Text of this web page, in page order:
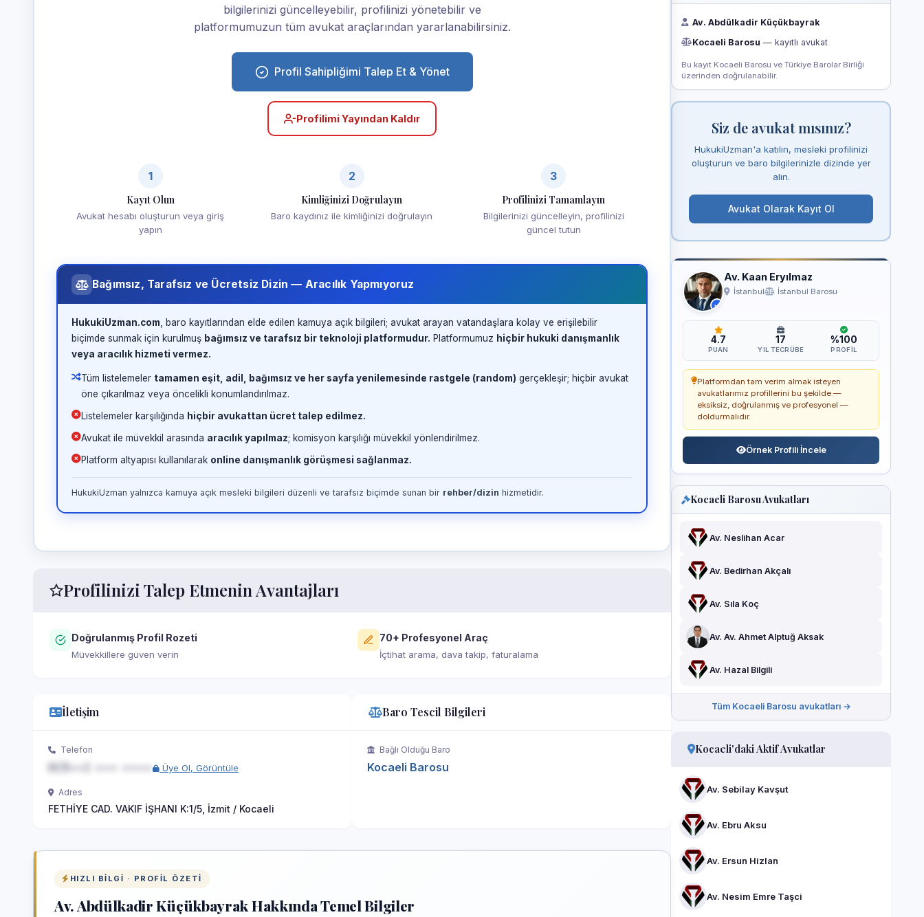
bilgilerinizi güncelleyebilir, profilinizi yönetebilir ve
platformumuzun tüm avukat araçlarından yararlanabilirsiniz.
Profil Sahipliğimi Talep Et & Yönet
Profilimi Yayından Kaldır
1
Kayıt Olun
Avukat hesabı oluşturun veya giriş
yapın
2
Kimliğinizi Doğrulayın
Baro kaydınız ile kimliğinizi doğrulayın
3
Profilinizi Tamamlayın
Bilgilerinizi güncelleyin, profilinizi
güncel tutun
Bağımsız, Tarafsız ve Ücretsiz Dizin — Aracılık Yapmıyoruz
HukukiUzman.com , baro kayıtlarından elde edilen kamuya açık bilgileri; avukat arayan vatandaşlara kolay ve erişilebilir
biçimde sunmak için kurulmuş bağımsız ve tarafsız bir teknoloji platformudur. Platformumuz hiçbir hukuki danışmanlık
veya aracılık hizmeti vermez.
Tüm listelemeler tamamen eşit, adil, bağımsız ve her sayfa yenilemesinde rastgele (random) gerçekleşir; hiçbir avukat
öne çıkarılmaz veya öncelikli konumlandırılmaz.
Listelemeler karşılığında hiçbir avukattan ücret talep edilmez.
Avukat ile müvekkil arasında aracılık yapılmaz; komisyon karşılığı müvekkil yönlendirilmez.
Platform altyapısı kullanılarak online danışmanlık görüşmesi sağlanmaz.
HukukiUzman yalnızca kamuya açık mesleki bilgileri düzenli ve tarafsız biçimde sunan bir rehber/dizin hizmetidir.
Profilinizi Talep Etmenin Avantajları
Doğrulanmış Profil Rozeti
Müvekkillere güven verin
70+ Profesyonel Araç
İçtihat arama, dava takip, faturalama
İletişim
Telefon
Üye Ol, Görüntüle
Adres
FETHİYE CAD. VAKIF İŞHANI K:1/5, İzmit / Kocaeli
Baro Tescil Bilgileri
Bağlı Olduğu Baro
Kocaeli Barosu
HIZLI BILGI · PROFIL ÖZETI
Av. Abdülkadir Küçükbayrak Hakkında Temel Bilgiler
Av. Abdülkadir Küçükbayrak
Kocaeli Barosu — kayıtlı avukat
Bu kayıt Kocaeli Barosu ve Türkiye Barolar Birliği
üzerinden doğrulanabilir.
Siz de avukat mısınız?
HukukiUzman'a katılın, mesleki profilinizi
oluşturun ve baro bilgilerinizle dizinde yer
alın.
Avukat Olarak Kayıt Ol
Av. Kaan Eryılmaz
İstanbul İstanbul Barosu
4.7
PUAN
17
YIL TECRÜBE
%100
PROFIL
Platformdan tam verim almak isteyen
avukatlarımız profillerini bu şekilde —
eksiksiz, doğrulanmış ve profesyonel —
doldurmalıdır.
Örnek Profili İncele
Kocaeli Barosu Avukatları
Av. Neslihan Acar
Av. Bedirhan Akçalı
Av. Sıla Koç
Av. Av. Ahmet Alptuğ Aksak
Av. Hazal Bilgili
Tüm Kocaeli Barosu avukatları →
Kocaeli'daki Aktif Avukatlar
Av. Sebilay Kavşut
Av. Ebru Aksu
Av. Ersun Hizlan
Av. Nesim Emre Taşci